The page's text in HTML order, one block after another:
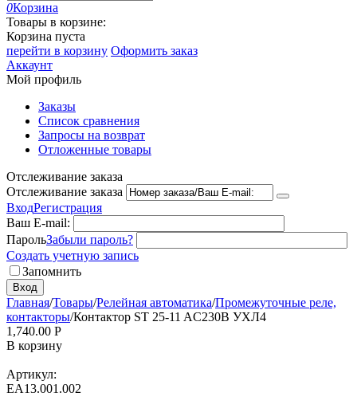
0Корзина
Товары в корзине:
Корзина пуста
перейти в корзину Оформить заказ
Аккаунт
Мой профиль
Заказы
Список сравнения
Запросы на возврат
Отложенные товары
Отслеживание заказа
Отслеживание заказа
ВходРегистрация
Ваш E-mail:
ПарольЗабыли пароль?
Создать учетную запись
Запомнить
Вход
Главная/Товары/Релейная автоматика/Промежуточные реле,
контакторы/Контактор ST 25-11 AC230В УХЛ4
1,740.00 Р
В корзину
Артикул:
EA13.001.002